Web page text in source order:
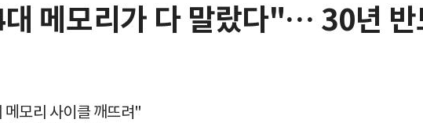
메모리가 다 말랐다"… 30년 반
모리 사이클 깨뜨려"